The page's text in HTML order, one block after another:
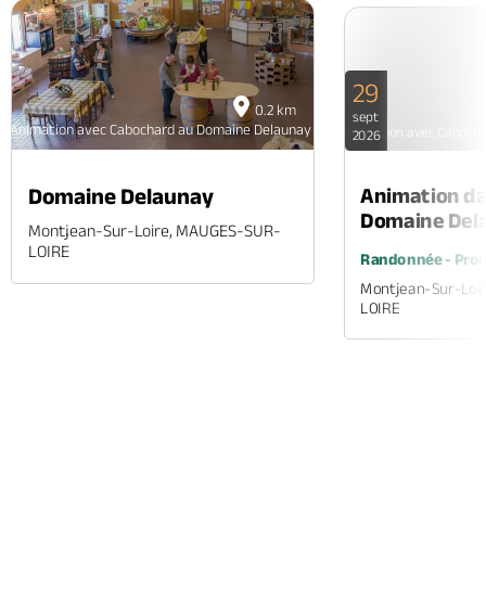
0.2 km
Animation avec Cabochard au Domaine Delaunay
Domaine Delaunay
Montjean-Sur-Loire, MAUGES-SUR-
LOIRE
Animation avec
29
sept
2026
Animation
Domaine
Randonnée -
Montjean-Sur-
LOIRE